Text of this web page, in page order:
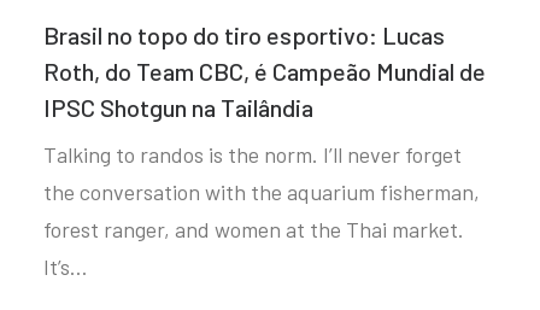
Brasil no topo do tiro esportivo: Lucas
Roth, do Team CBC, é Campeão Mundial de
IPSC Shotgun na Tailândia
Talking to randos is the norm. I’ll never forget
the conversation with the aquarium fisherman,
forest ranger, and women at the Thai market.
It’s…